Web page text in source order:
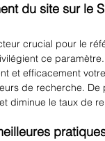
du site sur le
crucial pour le
ce
et efficacement
de recherche.
diminue le taux de